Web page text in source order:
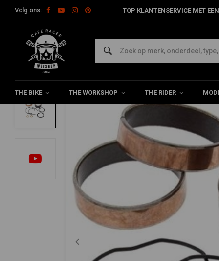
Volg ons: TOP KLANTENSERVICE MET
THE BIKE THE WORKSHOP THE RIDER
Home The Workshop Keerringen en Voorvork Parts
ALL BALLS
Vork Geleidebussen Kit Model 38-6088